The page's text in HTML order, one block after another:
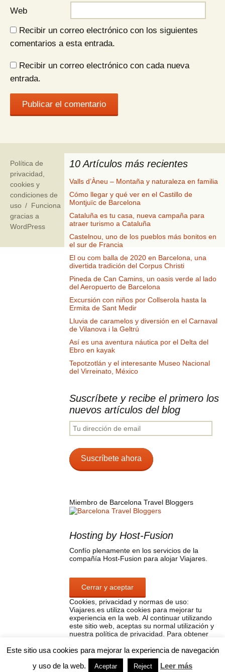
Web
Recibir un correo electrónico con los siguientes
comentarios a esta entrada.
Recibir un correo electrónico con cada nueva
entrada.
10 Artículos más recientes
Valls d’Àneu – Montaña y naturaleza en familia
Cómo llegar y qué ver en el Castillo de
Montjuïc de Barcelona
Cataluña es tu casa, nueva campaña para
atraer turismo a Cataluña
Castelnou, uno de los pueblos más bonitos en
el sur de Francia
El ou com balla de 2020 en Barcelona, una
divertida tradición del Corpus Christi
Pineda de Can Camins, un oasis verde al lado
del Aeropuerto de Barcelona
Excursión con niños por Collserola hasta la
Ermita de Sant Medir
Lluvia de caramelos y diversión en el Carnaval
de Vilanova i la Geltrú
Así es una aventura náutica por el Delta del
Ebro en kayak
Tepotzotlán y el interesante Museo Nacional
del Virreinato, México
Suscríbete y recibe el primero los
nuevos artículos del blog
Tu
dirección
email
Suscríbete ahora
Miembro de Barcelona Travel Bloggers
Hosting by Host-Fusion
Confío plenamente en los servicios de la
compañía Host-Fusion para alojar Viajares.
Cookies, privacidad y normas de uso:
Viajares.es utiliza cookies para mejorar tu
experiencia en la web. Al continuar utilizando
este sitio web, aceptas su normal utilización y
nuestra política de privacidad. Para obtener
nuestra política de privacidad y normas de uso
consulta aquí:Política de cookies, privacidad y
normas de uso
Política de
privacidad,
cookies y
condiciones de
uso
Funciona
gracias a
WordPress
Este sitio usa cookies para mejorar la experiencia de navegación
y uso de la web.
Aceptar Reject Leer más